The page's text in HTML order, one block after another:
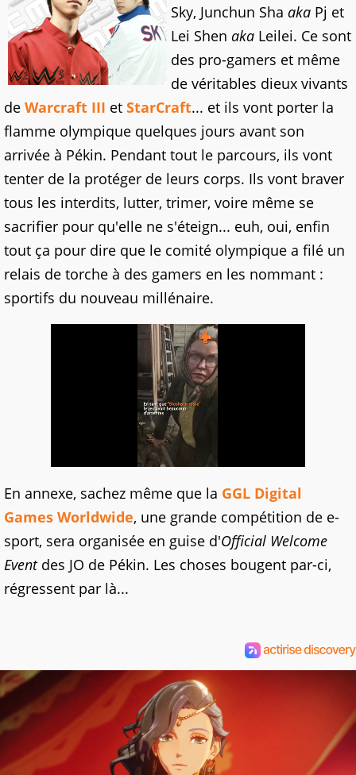
Sky, Junchun Sha aka Pj et
Lei Shen aka Leilei. Ce sont
des pro-gamers et même
de véritables dieux vivants
de Warcraft III et StarCraft... et ils vont porter la
flamme olympique quelques jours avant son
arrivée à Pékin. Pendant tout le parcours, ils vont
tenter de la protéger de leurs corps. Ils vont braver
tous les interdits, lutter, trimer, voire même se
sacrifier pour qu'elle ne s'éteign... euh, oui, enfin
tout ça pour dire que le comité olympique a filé un
relais de torche à des gamers en les nommant :
sportifs du nouveau millénaire.
En annexe, sachez même que la GGL Digital
Games Worldwide, une grande compétition de e-
sport, sera organisée en guise d'Official Welcome
Eventdes JO de Pékin. Les choses bougent par-ci,
régressent par là...